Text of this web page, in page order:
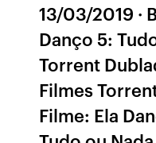
13/03/2019 ·
Danço 5:
Torrent
Filmes
Filme: Ela